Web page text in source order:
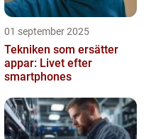
01 september 2025
Tekniken som ersätter
appar: Livet efter
smartphones